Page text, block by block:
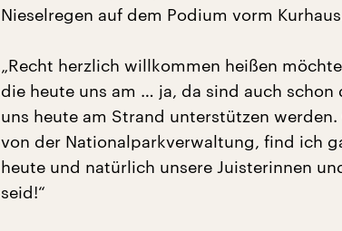
Nieselregen auf dem Podium vorm
„Recht herzlich willkommen heißen
die heute uns am … ja, da sind auch
uns heute am Strand unterstützen
von der Nationalparkverwaltung, find ich
heute und natürlich unsere Juisterinnen
seid!“